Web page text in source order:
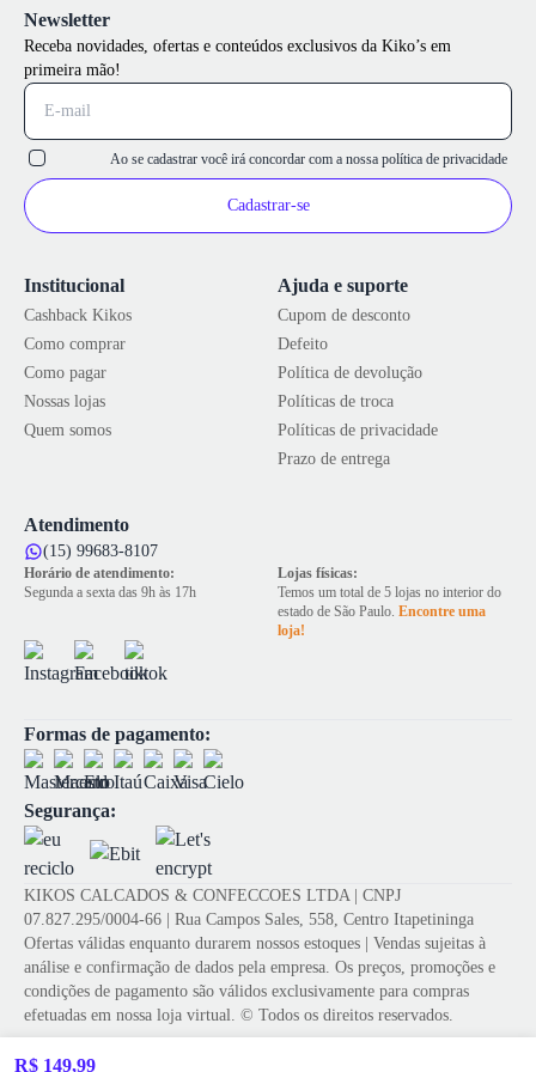
R$ 149,99
Institucional
Cashback Kikos
Como comprar
Como pagar
Nossas lojas
Quem somos
Ajuda e suporte
Cupom de desconto
Defeito
Política de devolução
Políticas de troca
Políticas de privacidade
Prazo de entrega
Atendimento
(15) 99683-8107
Horário de atendimento:
Segunda a sexta das 9h às 17h
Lojas físicas:
Temos um total de 5 lojas no interior do
estado de São Paulo. Encontre uma
loja!
Newsletter
Receba novidades, ofertas e conteúdos exclusivos da Kiko’s em
primeira mão!
Ao se cadastrar você irá concordar com a nossa política de privacidade
Cadastrar-se
Formas de pagamento:
Segurança:
KIKOS CALCADOS & CONFECCOES LTDA | CNPJ
07.827.295/0004-66 | Rua Campos Sales, 558, Centro Itapetininga
Ofertas válidas enquanto durarem nossos estoques | Vendas sujeitas à
análise e confirmação de dados pela empresa. Os preços, promoções e
condições de pagamento são válidos exclusivamente para compras
efetuadas em nossa loja virtual. © Todos os direitos reservados.